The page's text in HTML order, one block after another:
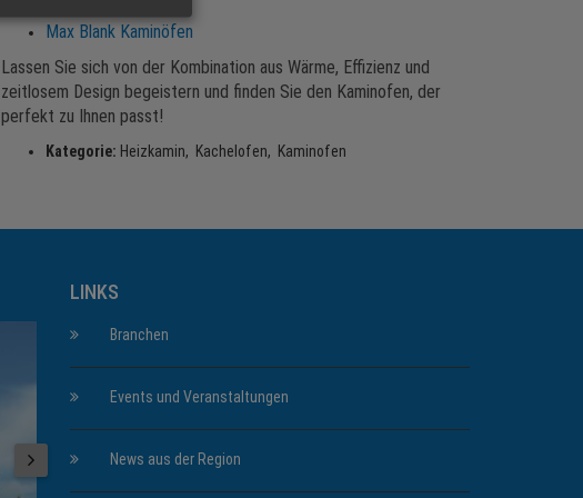
Max Blank Kaminöfen
Lassen Sie sich von der Kombination aus Wärme, Effizienz und
zeitlosem Design begeistern und finden Sie den Kaminofen, der
perfekt zu Ihnen passt!
Kategorie: Heizkamin, Kachelofen, Kaminofen
LINKS
Branchen
Events und Veranstaltungen
News aus der Region